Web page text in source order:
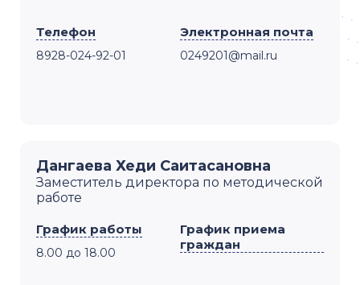
Телефон
8928-024-92-01
Электронная почта
0249201@mail.ru
Дангаева Хеди Саитасановна
Заместитель директора по методической
работе
График работы
8.00 до 18.00
График приема
граждан